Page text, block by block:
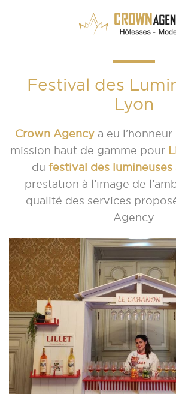
Festival des
Lyon
Crown Agencya eu
mission haut de gamme pour
du festival des lumineuses
prestation à l’image de
qualité des services
Agency.